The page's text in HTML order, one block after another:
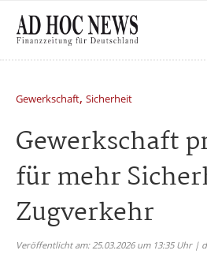
Gewerkschaft, Sicherheit
Gewerkschaft
für mehr
Zugverkehr
Veröffentlicht am: 25.03.2026 um 13:35 Uhr |